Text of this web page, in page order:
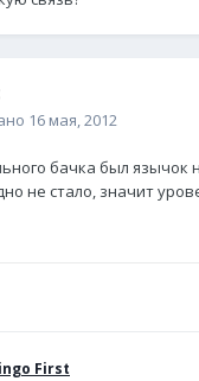
16 мая, 2012
бачка был язычок
не стало, значит
First